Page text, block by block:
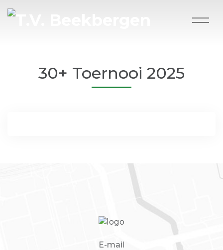
30+ Toernooi 2025
E-mail